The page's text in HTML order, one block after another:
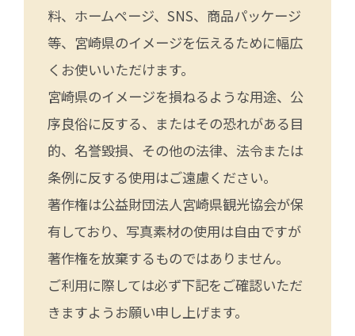
料、ホームページ、SNS、商品パッケージ
等、宮崎県のイメージを伝えるために幅広
くお使いいただけます。
宮崎県のイメージを損ねるような用途、公
序良俗に反する、またはその恐れがある目
的、名誉毀損、その他の法律、法令または
条例に反する使用はご遠慮ください。
著作権は公益財団法人宮崎県観光協会が保
有しており、写真素材の使用は自由ですが
著作権を放棄するものではありません。
ご利用に際しては必ず下記をご確認いただ
きますようお願い申し上げます。